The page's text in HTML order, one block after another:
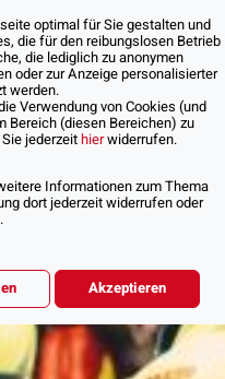
optimal für Sie gestalten und
die für den reibungslosen Betrieb
die lediglich zu anonymen
oder zur Anzeige personalisierter
werden.
Verwendung von Cookies (und
Bereich (diesen Bereichen) zu
jederzeithierwiderrufen.
Informationen zum Thema
dort jederzeit widerrufen oder
Akzeptieren